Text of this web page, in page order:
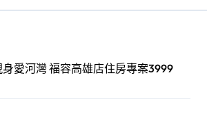
愛河灣 福容高雄店住房專案3999